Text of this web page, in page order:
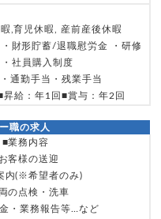
暇,育児休暇, 産前産後休暇
・財形貯蓄/退職慰労金 ・研修
社員購入制度
・通勤手当・残業手当
昇給：年1回■賞与：年2回
職の求人
■業務内容
客様の送迎
内(※希望者のみ)
の点検・洗車
・業務報告等…など